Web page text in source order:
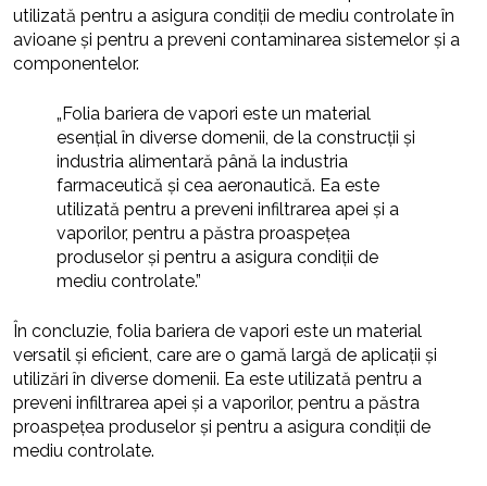
utilizată pentru a asigura condiții de mediu controlate în
avioane și pentru a preveni contaminarea sistemelor și a
componentelor.
„Folia bariera de vapori este un material
esențial în diverse domenii, de la construcții și
industria alimentară până la industria
farmaceutică și cea aeronautică. Ea este
utilizată pentru a preveni infiltrarea apei și a
vaporilor, pentru a păstra proaspețea
produselor și pentru a asigura condiții de
mediu controlate.”
În concluzie, folia bariera de vapori este un material
versatil și eficient, care are o gamă largă de aplicații și
utilizări în diverse domenii. Ea este utilizată pentru a
preveni infiltrarea apei și a vaporilor, pentru a păstra
proaspețea produselor și pentru a asigura condiții de
mediu controlate.